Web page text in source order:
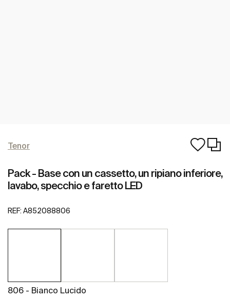
Tenor
Pack - Base con un cassetto, un ripiano inferiore,
lavabo, specchio e faretto LED
REF: A852088806
806 - Bianco Lucido